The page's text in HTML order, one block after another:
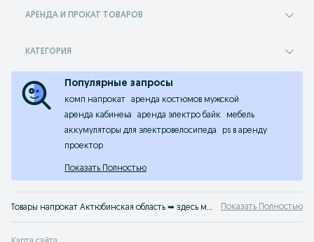
АРЕНДА И ПРОКАТ ТОВАРОВ
КАТЕГОРИЯ
Популярные запросы
комп напрокат
аренда костюмов мужской
аренда кабинеьа
аренда электро байк
мебель
аккумуляторы для электровелосипеда
ps в аренду
проектор
Показать Полностью
Товары напрокат Актюбинская область ➥ здесь можно взять или сдать в аренду абсолютно любую вещь. Прокат: авто, спецтехники, инструментов и оборудования, товаров для мероприятий и многого другого. На OLX.kz Актюбинская область найдется все! Показать Полностью